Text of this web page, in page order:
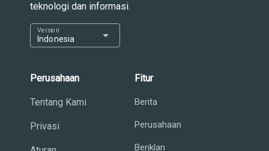
teknologi dan informasi.
Indonesia
Version arrow_drop_down
Perusahaan
Tentang Kami
Privasi
Fitur
Berita
Perusahaan
Beriklan